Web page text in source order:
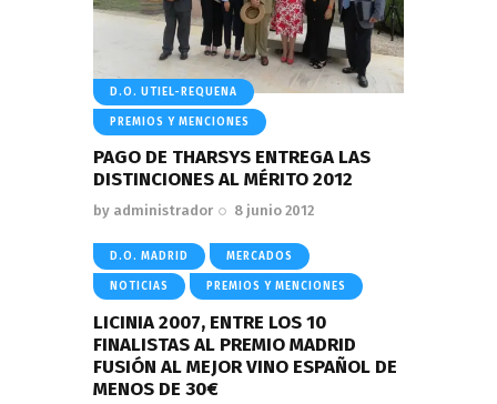
D.O. UTIEL-REQUENA
PREMIOS Y MENCIONES
PAGO DE THARSYS ENTREGA LAS
DISTINCIONES AL MÉRITO 2012
by administrador 8 junio 2012
D.O. MADRID MERCADOS
NOTICIAS PREMIOS Y MENCIONES
LICINIA 2007, ENTRE LOS 10
FINALISTAS AL PREMIO MADRID
FUSIÓN AL MEJOR VINO ESPAÑOL DE
MENOS DE 30€